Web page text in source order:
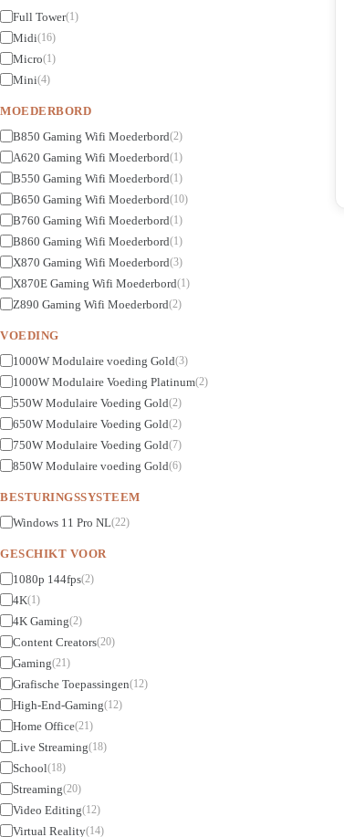
Full Tower(1)
Midi(16)
Micro(1)
Mini(4)
MOEDERBORD
B850 Gaming Wifi Moederbord(2)
A620 Gaming Wifi Moederbord(1)
B550 Gaming Wifi Moederbord(1)
B650 Gaming Wifi Moederbord(10)
B760 Gaming Wifi Moederbord(1)
B860 Gaming Wifi Moederbord(1)
X870 Gaming Wifi Moederbord(3)
X870E Gaming Wifi Moederbord(1)
Z890 Gaming Wifi Moederbord(2)
VOEDING
1000W Modulaire voeding Gold(3)
1000W Modulaire Voeding Platinum(2)
550W Modulaire Voeding Gold(2)
650W Modulaire Voeding Gold(2)
750W Modulaire Voeding Gold(7)
850W Modulaire voeding Gold(6)
BESTURINGSSYSTEEM
Windows 11 Pro NL(22)
GESCHIKT VOOR
1080p 144fps(2)
4K(1)
4K Gaming(2)
Content Creators(20)
Gaming(21)
Grafische Toepassingen(12)
High-End-Gaming(12)
Home Office(21)
Live Streaming(18)
School(18)
Streaming(20)
Video Editing(12)
Virtual Reality(14)